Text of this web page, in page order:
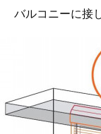
バルコニーに接